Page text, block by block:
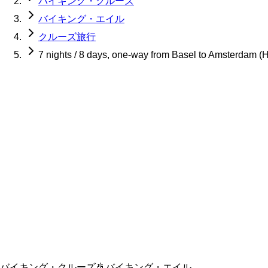
バイキング・エイル
クルーズ旅行
7 nights / 8 days, one-way from Basel to Amsterdam